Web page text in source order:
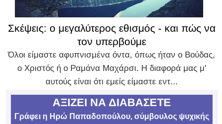
Σκέψεις: ο μεγαλύτερος εθισμός - και πώς να
τον υπερβούμε
Όλοι είμαστε αφυπνισμένα όντα, όπως ήταν ο Βούδας,
ο Χριστός ή ο Ραμάνα Μαχάρσι. Η διαφορά μας μ'
αυτούς είναι ότι εμείς είμαστε εντ...
ΑΞΙΖΕΙ ΝΑ ΔΙΑΒΑΣΕΤΕ
Γράφει η Ηρώ Παπαδοπούλου, σύμβουλος ψυχικής